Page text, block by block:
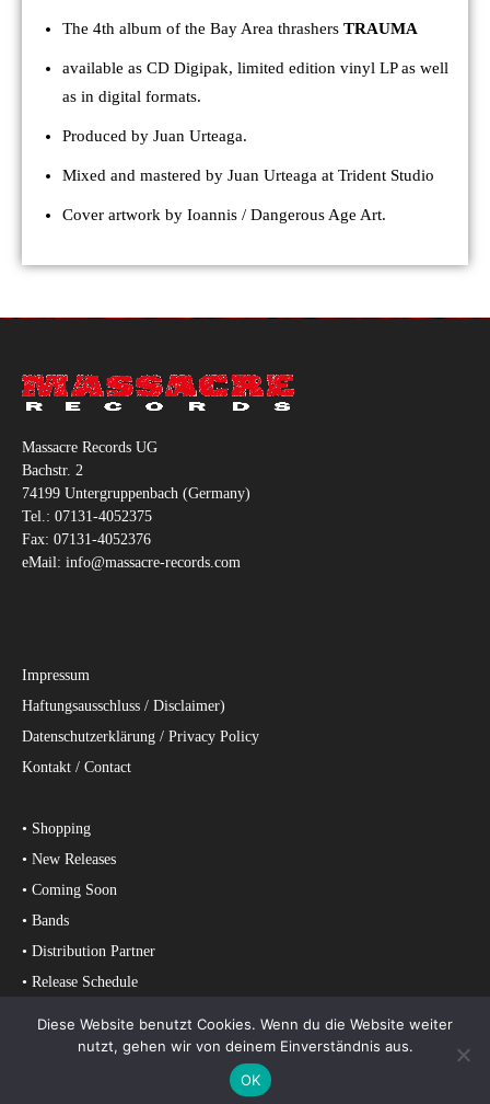
The 4th album of the Bay Area thrashers TRAUMA
available as CD Digipak, limited edition vinyl LP as well
as in digital formats.
Produced by Juan Urteaga.
Mixed and mastered by Juan Urteaga at Trident Studio
Cover artwork by Ioannis / Dangerous Age Art.
Massacre Records UG
Bachstr. 2
74199 Untergruppenbach (Germany)
Tel.: 07131-4052375
Fax: 07131-4052376
eMail: info@massacre-records.com
Impressum
Haftungsausschluss / Disclaimer)
Datenschutzerklärung / Privacy Policy
Kontakt / Contact
• Shopping
• New Releases
• Coming Soon
• Bands
• Distribution Partner
• Release Schedule
Diese Website benutzt Cookies. Wenn du die Website weiter
nutzt, gehen wir von deinem Einverständnis aus.
OK